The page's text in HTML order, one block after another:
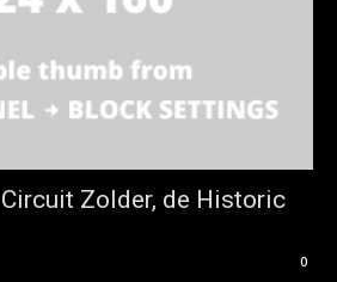
Zolder, de Historic
0